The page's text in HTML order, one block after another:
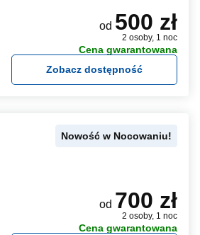
od 500 zł
2 osoby, 1 noc
Cena gwarantowana
Zobacz dostępność
Nowość w Nocowaniu!
od 700 zł
2 osoby, 1 noc
Cena gwarantowana